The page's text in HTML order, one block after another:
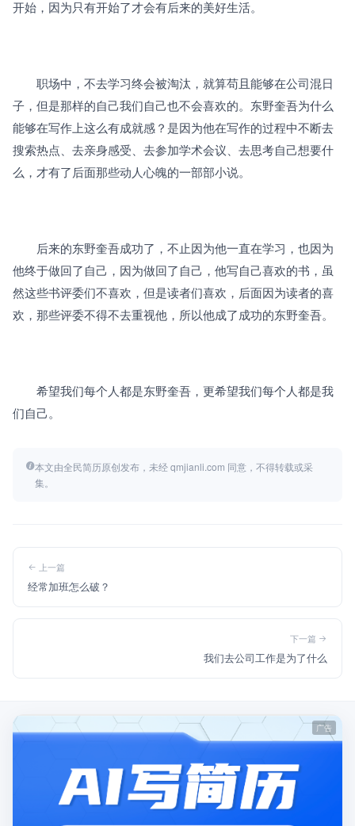
开始，因为只有开始了才会有后来的美好生活。
职场中，不去学习终会被淘汰，就算苟且能够在公司混日
子，但是那样的自己我们自己也不会喜欢的。东野奎吾为什么
能够在写作上这么有成就感？是因为他在写作的过程中不断去
搜索热点、去亲身感受、去参加学术会议、去思考自己想要什
么，才有了后面那些动人心魄的一部部小说。
后来的东野奎吾成功了，不止因为他一直在学习，也因为
他终于做回了自己，因为做回了自己，他写自己喜欢的书，虽
然这些书评委们不喜欢，但是读者们喜欢，后面因为读者的喜
欢，那些评委不得不去重视他，所以他成了成功的东野奎吾。
希望我们每个人都是东野奎吾，更希望我们每个人都是我
们自己。
本文由全民简历原创发布，未经 qmjianli.com 同意，不得转载或采
集。
上一篇
经常加班怎么破？
下一篇
我们去公司工作是为了什么